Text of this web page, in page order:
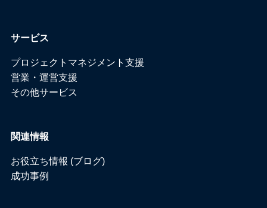
サービス
プロジェクトマネジメント支援
営業・運営支援
その他サービス
関連情報
お役立ち情報 (ブログ)
成功事例